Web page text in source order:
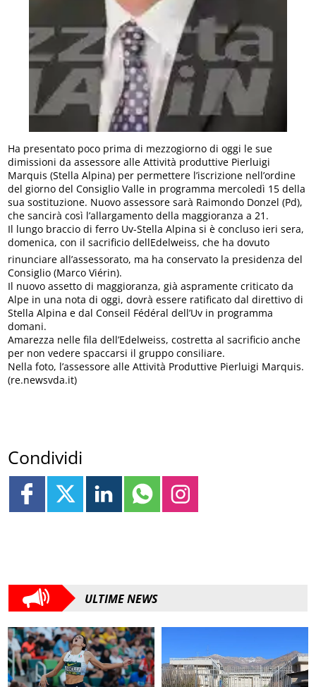
Ha presentato poco prima di mezzogiorno di oggi le sue
dimissioni da assessore alle Attività produttive Pierluigi
Marquis (Stella Alpina) per permettere l’iscrizione nell’ordine
del giorno del Consiglio Valle in programma mercoledì 15 della
sua sostituzione. Nuovo assessore sarà Raimondo Donzel (Pd),
che sancirà così l’allargamento della maggioranza a 21.
Il lungo braccio di ferro Uv-Stella Alpina si è concluso ieri sera,
domenica, con il sacrificio dellEdelweiss, che ha dovuto
rinunciare all’assessorato, ma ha conservato la presidenza del
Consiglio (Marco Viérin).
Il nuovo assetto di maggioranza, già aspramente criticato da
Alpe in una nota di oggi, dovrà essere ratificato dal direttivo di
Stella Alpina e dal Conseil Fédéral dell’Uv in programma
domani.
Amarezza nelle fila dell’Edelweiss, costretta al sacrificio anche
per non vedere spaccarsi il gruppo consiliare.
Nella foto, l’assessore alle Attività Produttive Pierluigi Marquis.
(re.newsvda.it)
Condividi
ULTIME NEWS